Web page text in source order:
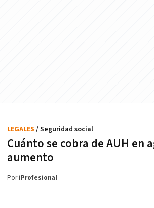
Cuánto se cobra de AUH en
aumento
LEGALES / Seguridad social
PoriProfesional